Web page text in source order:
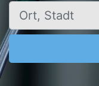
Ort, Stadt